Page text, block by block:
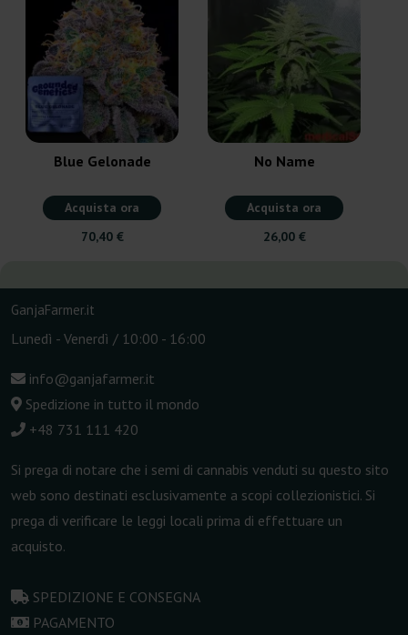
Blue Gelonade
Acquista ora
70,40 €
No Name
Acquista ora
26,00 €
GanjaFarmer.it
Lunedì - Venerdì / 10:00 - 16:00
info@ganjafarmer.it
Spedizione in tutto il mondo
+48 731 111 420
Si prega di notare che i semi di cannabis venduti su questo sito
web sono destinati esclusivamente a scopi collezionistici. Si
prega di verificare le leggi locali prima di effettuare un
acquisto.
SPEDIZIONE E CONSEGNA
PAGAMENTO